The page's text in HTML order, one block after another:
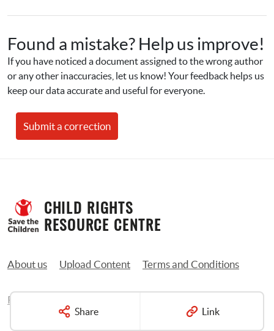
Found a mistake? Help us improve!
If you have noticed a document assigned to the wrong author
or any other inaccuracies, let us know! Your feedback helps us
keep our data accurate and useful for everyone.
Submit a correction
Share Link
CHILD RIGHTS
RESOURCE CENTRE
About us Upload Content Terms and Conditions
Privacy Policy